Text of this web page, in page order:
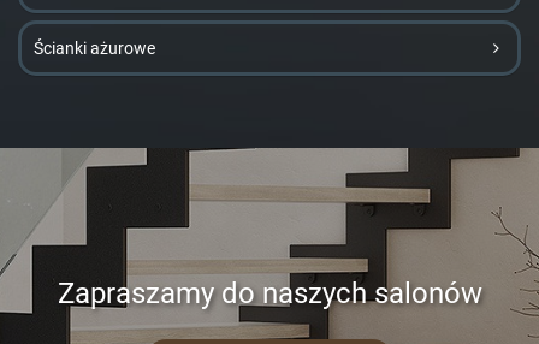
Ścianki ażurowe
Zapraszamy do naszych salonów